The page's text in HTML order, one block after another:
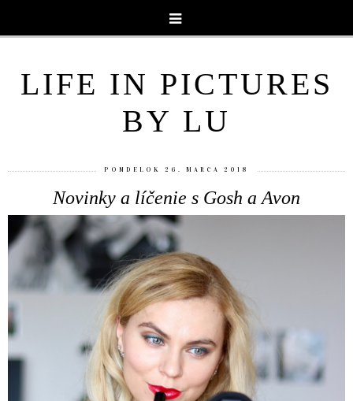
LIFE IN PICTURES
BY LU
PONDELOK 26. MARCA 2018
Novinky a líčenie s Gosh a Avon